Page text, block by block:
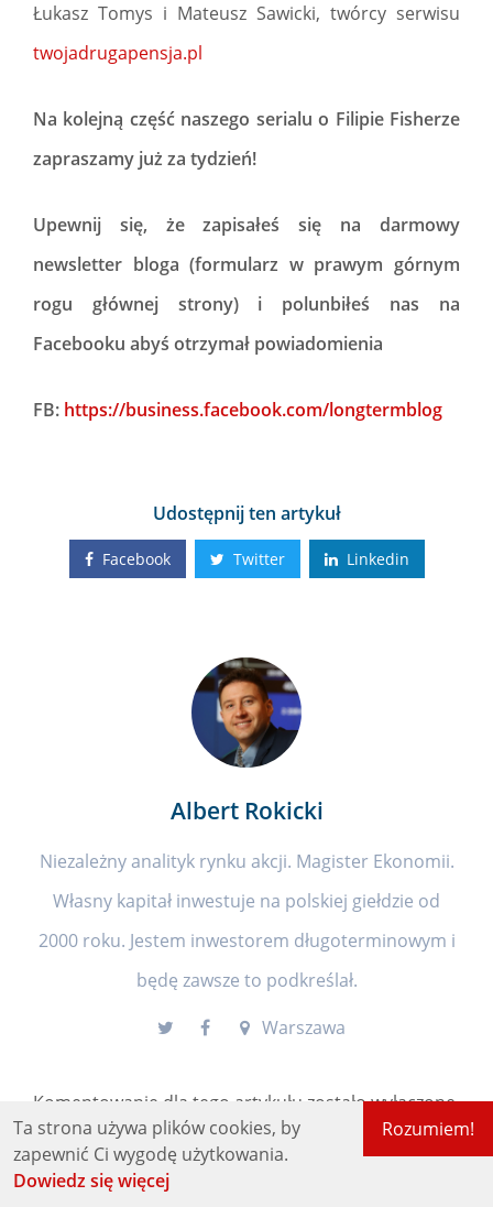
Łukasz Tomys i Mateusz Sawicki, twórcy serwisu
twojadrugapensja.pl
Na kolejną część naszego serialu o Filipie Fisherze
zapraszamy już za tydzień!
Upewnij się, że zapisałeś się na darmowy
newsletter bloga (formularz w prawym górnym
rogu głównej strony) i polunbiłeś nas na
Facebooku abyś otrzymał powiadomienia
FB: https://business.facebook.com/longtermblog
Udostępnij ten artykuł
Facebook Twitter Linkedin
Albert Rokicki
Niezależny analityk rynku akcji. Magister Ekonomii.
Własny kapitał inwestuje na polskiej giełdzie od
2000 roku. Jestem inwestorem długoterminowym i
będę zawsze to podkreślał.
Warszawa
Komentowanie dla tego artykułu zostało wyłączone.
Rozumiem!
Ta strona używa plików cookies, by
zapewnić Ci wygodę użytkowania.
Dowiedz się więcej